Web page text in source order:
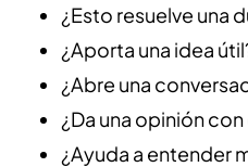
¿Esto resuelve una
¿Aporta una idea
¿Abre una
¿Da una opinión
¿Ayuda a entender